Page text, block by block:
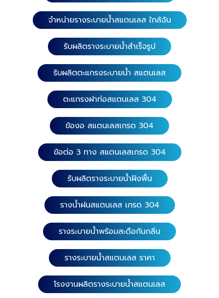
แตนเลส 304 หนา 1.0 มิล. ความยาว 58 ซม. หน้ากว้าง
10 ซม. ความสูง 9 ซม. สะดือ 1.5 นิ้ว ความยาว 100 ซม.
58 ซม. หน้ากว้าง 15 ซม. ความสูง 15 ซม. สะดือ 2.3 นิ้ว
ความยาว 58 ซม. หน้ากว้าง 20 และ 25 ซม. ความสูง 15
ซม. สะดือ 3 นิ้ว 11. ข้องอ 90 องศา (สำเร็จรูป) เกรด
สแตนเลส 304 หนา 1.0 มิล. ความยาว 40x40 ซม. หน้า
กว้าง 15.20 ซม. ความสูง 15 ซม. ความยาว 45x45 ซม.
หน้ากว้าง 25 ซม. ความสูง 15 ซม. ความยาว 33x33 ซม.
หน้ากว้าง 10 ซม. ความสูง 9 ซม. 12. ข้อต่อ 3 ทาง
(สำเร็จรูป) เกรดสแตนเลส 304 หนา 1.0 มิล. ความยาว
ยาว 75x50 ซม. หน้ากว้าง 25 ซม. ความสูง 15 ซม.
ความยาว 50x20 ซม. หน้ากว้าง 10 ซม. ความสูง 9 ซม.
หนา 1.0 มิล. ความยาว 60x60 ซม. หน้ากว้าง 15 ซม.
ความสูง 15 ซม. ความยาว 65x65 ซม. หน้ากว้าง 20 ซม.
ความสูง 15 ซม. ความยาว 70x70 ซม. หน้ากว้าง 25 ซม.
ความสูง 15 ซม. 14. บ่อพัก (สำเร็จรูป) เกรดสแตนเลส
304 หนา 1.0 มิล. ความยาว 35x35 ซม. หน้ากว้าง 15.20
เลส 304 หนา 1.0 มิล. ความยาว 60x80 ซม. หน้ากว้าง
40 ซม. ความสูง 30 ซม. บรรจุได้ 45-60 ลิตร
จำหน่ายรางระบายน้ำสแตนเลส ใกล้ฉัน
รับผลิตรางระบายน้ำสำเร็จรูป
รับผลิตตะแกรงระบายน้ำ สแตนเลส
ตะแกรงฝาท่อสแตนเลส 304
ข้องอ สแตนเลสเกรด 304
ข้อต่อ 3 ทาง สแตนเลสเกรด 304
รับผลิตรางระบายน้ำฝังพื้น
รางน้ำฝนสแตนเลส เกรด 304
รางระบายน้ำพร้อมสะดือกันกลิ่น
รางระบายน้ำสแตนเลส ราคา
โรงงานผลิตรางระบายน้ำสแตนเลส